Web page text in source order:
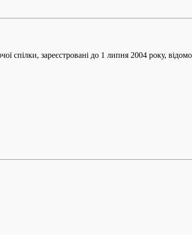
спілки, зареєстровані до 1 липня 2004 року,